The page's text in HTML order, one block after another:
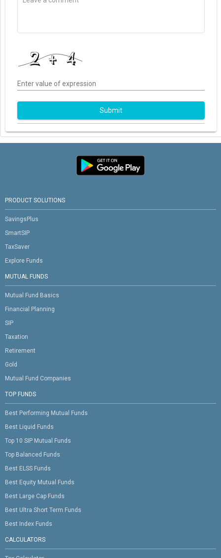
Enter value of expression
Submit
PRODUCT SOLUTIONS
SavingsPlus
SmartSIP
TaxSaver
Explore Funds
MUTUAL FUNDS
Mutual Fund Basics
Financial Planning
SIP
Taxation
Retirement
Gold
Mutual Fund Companies
TOP FUNDS
Best Performing Mutual Funds
Best Liquid Funds
Top 10 SIP Mutual Funds
Top Balanced Funds
Best ELSS Funds
Best Equity Mutual Funds
Best Large Cap Funds
Best Ultra Short Term Funds
Best Index Funds
CALCULATORS